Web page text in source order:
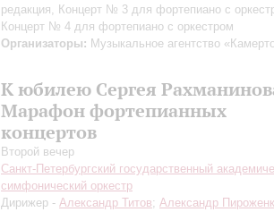
редакция, Концерт № 3 для фортепиано с
Концерт № 4 для фортепиано с оркестром
Организаторы: Музыкальное агентство
К юбилею Сергея
Марафон фортепианных
концертов
Второй вечер
Санкт-Петербургский государственный
симфонический оркестр
Дирижер - Александр Титов; Александр